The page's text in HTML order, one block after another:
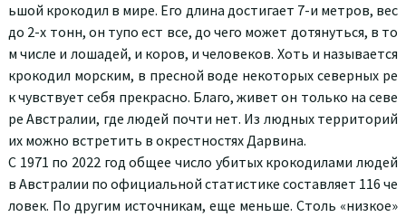
ьшой крокодил в мире. Его длина достигает 7-и метров, вес
до 2-х тонн, он тупо ест все, до чего может дотянуться, в то
м числе и лошадей, и коров, и человеков. Хоть и называется
крокодил морским, в пресной воде некоторых северных ре
к чувствует себя прекрасно. Благо, живет он только на севе
ре Австралии, где людей почти нет. Из людных территорий
их можно встретить в окрестностях Дарвина.
С 1971 по 2022 год общее число убитых крокодилами людей
в Австралии по официальной статистике составляет 116 че
ловек. По другим источникам, еще меньше. Столь «низкое»